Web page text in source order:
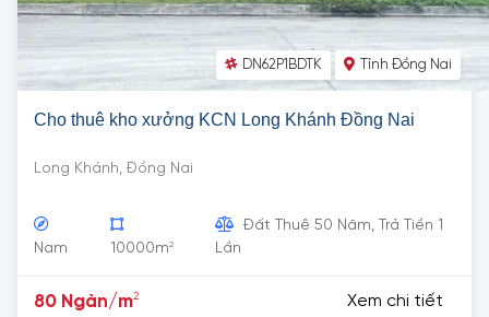
DN62P1BDTK Tỉnh Đồng Nai
Cho thuê kho xưởng KCN Long Khánh Đồng Nai
Long Khánh, Đồng Nai
Nam 10000m2
Đất Thuê 50 Năm, Trả Tiền 1
Lần
80 Ngàn/m2 Xem chi tiết